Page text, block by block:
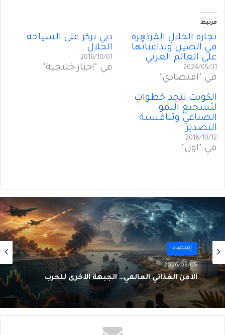
مرتبط
تجارةُ الحَلالِ المُزدَهرة
في الصين وتداعياتُها
على العالم العربي
2024/05/31
في "اقتصادي"
دبي تركّز على السياحة
الحلال
2016/10/01
في "أخبار خليجية"
الكويت تَتَّخِذُ خطواتٍ
لتشجيع النمو
الصناعي وتنافسية
التصدير
2018/10/12
في "أول"
إقتصاد
2026/08/05
أول
2026/08/02
من الغاز إلى الجغرافيا السياسية… ماذا يُغيّرُ خط
نيجيريا–المغرب؟